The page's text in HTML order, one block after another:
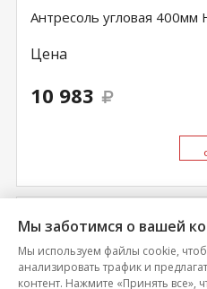
Антресоль угловая 400мм
Цена
10 983
Мы заботимся о вашей
Мы используем файлы cookie,
анализировать трафик и
контент. Нажмите «Принять все»,